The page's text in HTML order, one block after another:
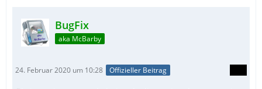
BugFix
aka McBarby
24. Februar 2020 um 10:28 Offizieller Beitrag